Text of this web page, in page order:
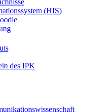
(HIS)
des IPK